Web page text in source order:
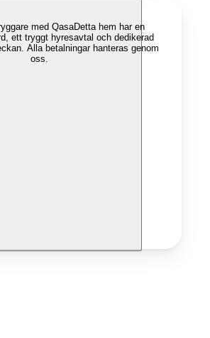
med QasaDetta hem har en
ett tryggt hyresavtal och dedikerad
Alla betalningar hanteras genom
oss.